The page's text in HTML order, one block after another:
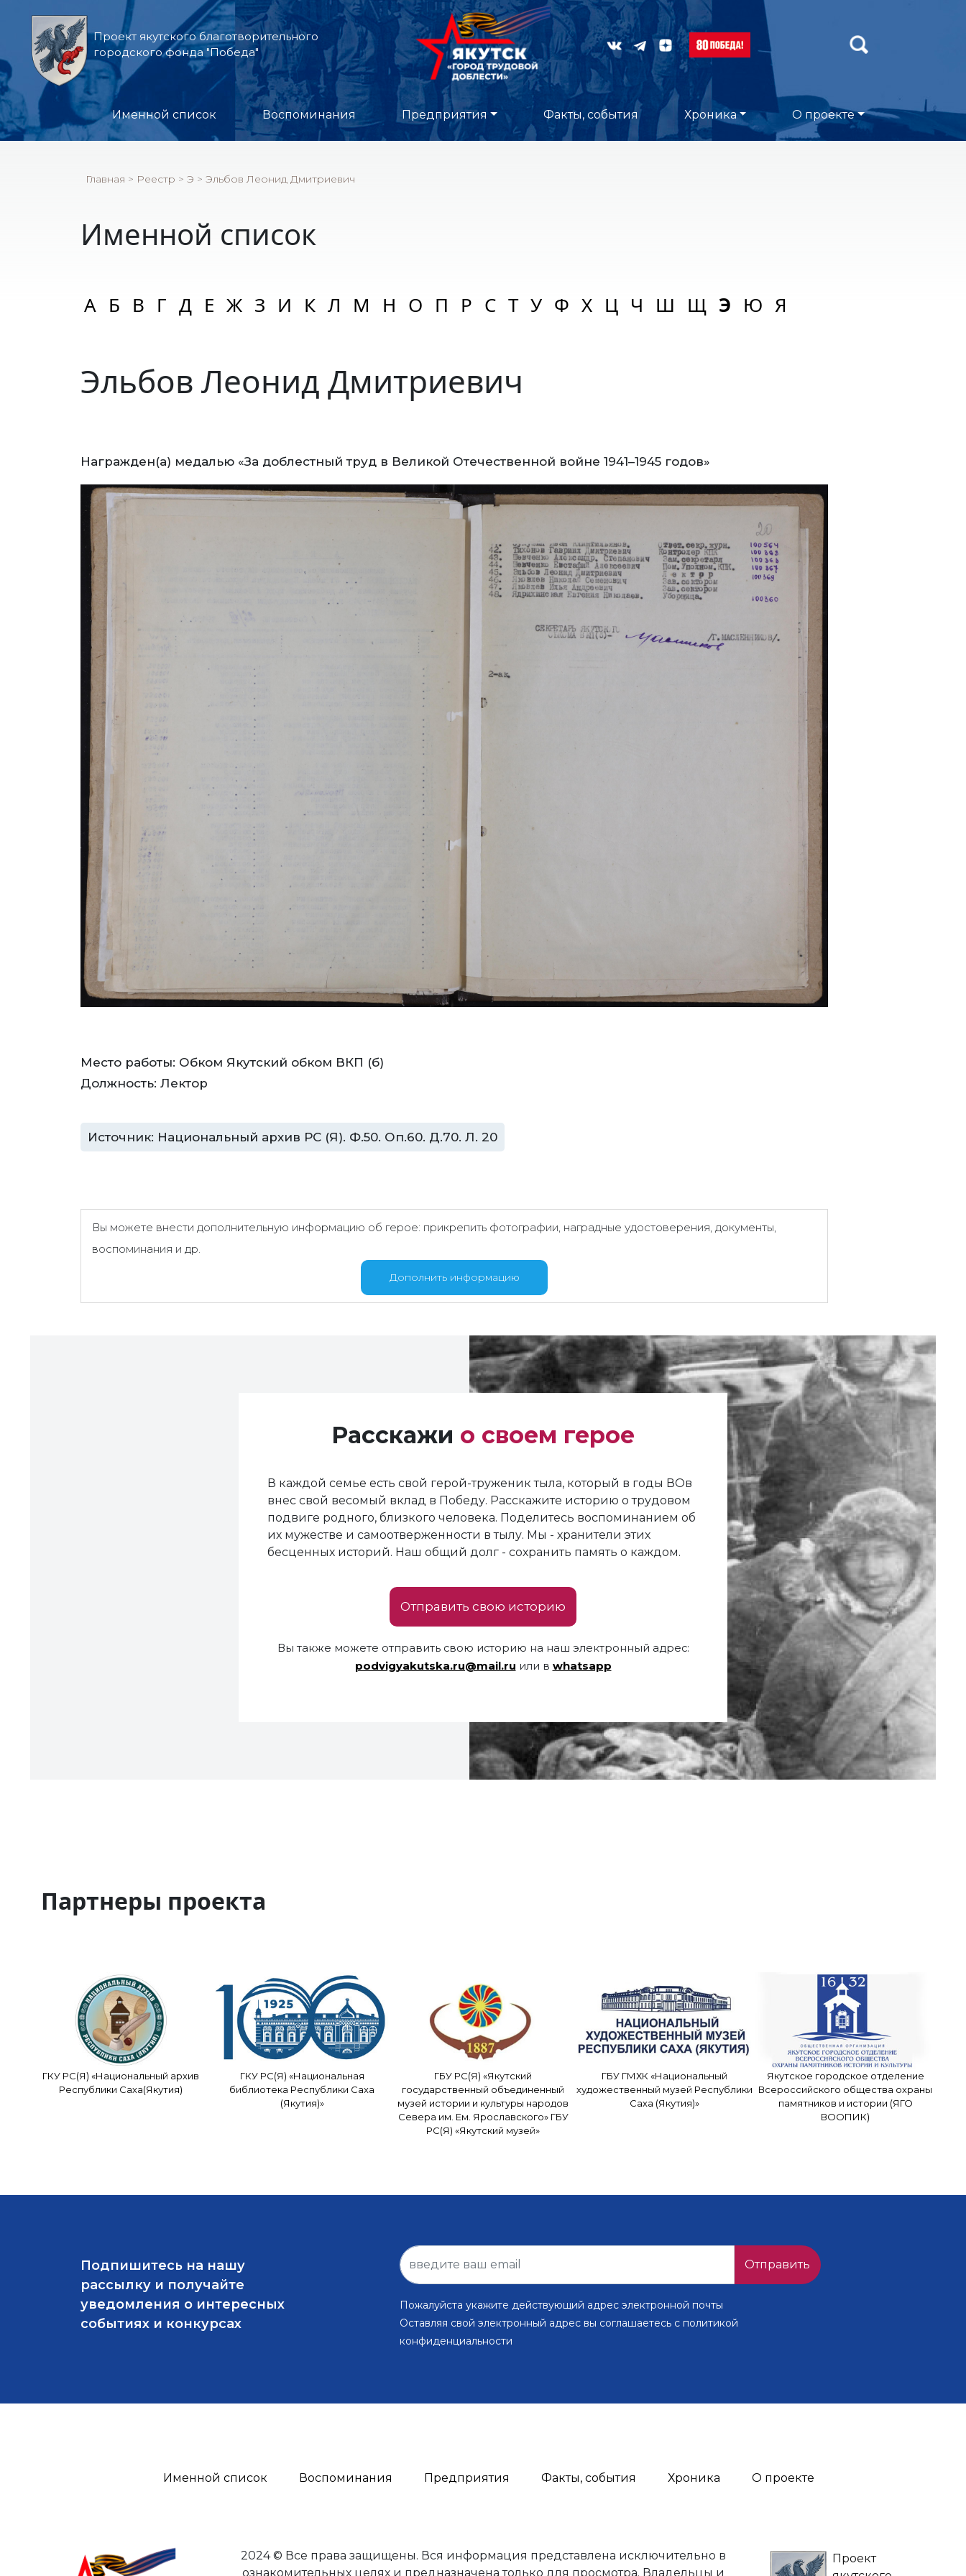
Проект якутского благотворительного
городского фонда "Победа"
Именной список Воспоминания Предприятия Факты, события Хроника О проекте
Главная > Реестр > Э > Эльбов Леонид Дмитриевич
Именной список
А Б В Г Д Е Ж З И К Л М Н О П Р С Т У Ф Х Ц Ч Ш Щ Э Ю Я
Эльбов Леонид Дмитриевич
Награжден(а) медалью «За доблестный труд в Великой Отечественной войне 1941–1945 годов»
Место работы: Обком Якутский обком ВКП (б)
Должность: Лектор
Источник: Национальный архив РС (Я). Ф.50. Оп.60. Д.70. Л. 20
Вы можете внести дополнительную информацию об герое: прикрепить фотографии, наградные удостоверения, документы,
воспоминания и др.
Дополнить информацию
Расскажи о своем герое
В каждой семье есть свой герой-труженик тыла, который в годы ВОв
внес свой весомый вклад в Победу. Расскажите историю о трудовом
подвиге родного, близкого человека. Поделитесь воспоминанием об
их мужестве и самоотверженности в тылу. Мы - хранители этих
бесценных историй. Наш общий долг - сохранить память о каждом.
Отправить свою историю
Вы также можете отправить свою историю на наш электронный адрес:
podvigyakutska.ru@mail.ru или в whatsapp
Партнеры проекта
ГКУ РС(Я) «Национальный архив
Республики Саха(Якутия)
ГКУ РС(Я) «Национальная
библиотека Республики Саха
(Якутия)»
ГБУ РС(Я) «Якутский
государственный объединенный
музей истории и культуры народов
Севера им. Ем. Ярославского» ГБУ
РС(Я) «Якутский музей»
ГБУ ГМХК «Национальный
художественный музей Республики
Саха (Якутия)»
Якутское городское отделение
Всероссийского общества охраны
памятников и истории (ЯГО
ВООПИК)
Подпишитесь на нашу
рассылку и получайте
уведомления о интересных
событиях и конкурсах
Отправить
Пожалуйста укажите действующий адрес электронной почты
Оставляя свой электронный адрес вы соглашаетесь с политикой
конфиденциальности
Именной список Воспоминания Предприятия Факты, события Хроника О проекте
2024 © Все права защищены. Вся информация представлена исключительно в
ознакомительных целях и предназначена только для просмотра. Владельцы и
Проект